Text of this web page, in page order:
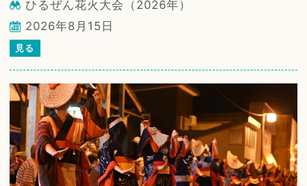
ひるぜん花火大会（2026年）
2026年8月15日
見る